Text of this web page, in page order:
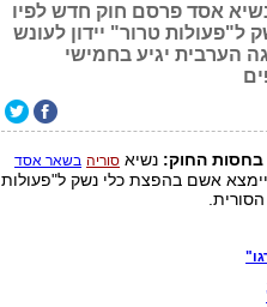
אסד פרסם חוק חדש לפיו
טרור" יידון לעונש
הערבית יגיע בחמישי
החוק: נשיא סוריה בשאר אסד
אשם בהפצת כלי נשק ל"פעולות
הסורית.